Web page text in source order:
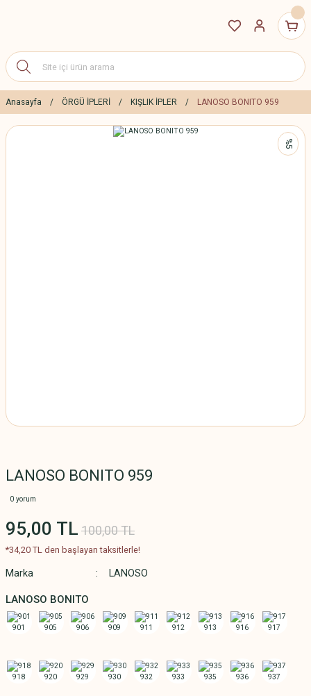
Anasayfa ÖRGÜ İPLERİ KIŞLIK İPLER LANOSO BONITO 959
%5
LANOSO BONITO 959
0 yorum
95,00 TL 100,00 TL
*34,20 TL den başlayan taksitlerle!
Marka LANOSO
LANOSO BONITO